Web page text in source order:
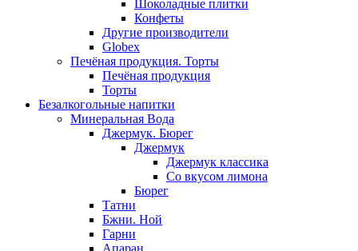
Шоколадные плитки
Конфеты
Другие производители
Globex
Печёная продукция. Торты
Печёная продукция
Торты
Безалкогольные напитки
Минеральная Вода
Джермук. Бюрег
Джермук
Джермук классика
Со вкусом лимона
Бюрег
Татни
Бжни. Ной
Гарни
Апаран